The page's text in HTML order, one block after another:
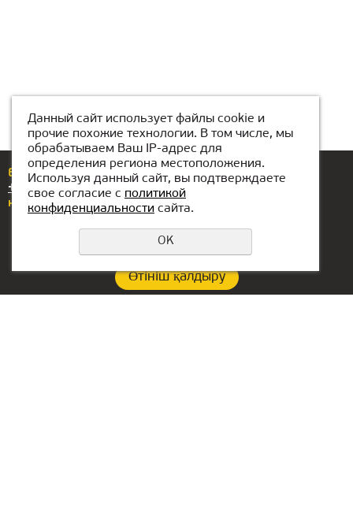
Егер сізде сұрақтар немесе ұсыныстар болса,
+7(776)077-31-01нөміріне қоңырау шалыңыз
немесе бізге жазыңызatyrau@kiber1.com
Өтініш қалдыру
Данный сайт использует файлы cookie и
прочие похожие технологии. В том числе, мы
обрабатываем Ваш IP-адрес для
определения региона местоположения.
Используя данный сайт, вы подтверждаете
свое согласие с политикой
конфиденциальности сайта.
OK